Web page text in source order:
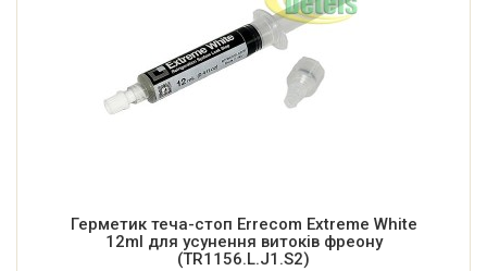
Герметик теча-стоп Errecom Extreme White
12ml для усунення витоків фреону
(TR1156.L.J1.S2)